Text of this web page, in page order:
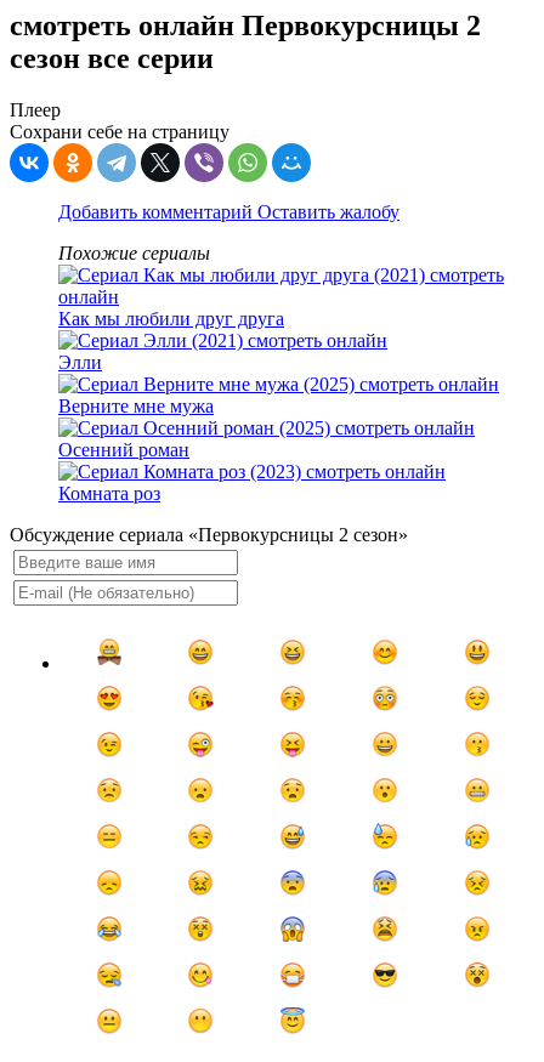
смотреть онлайн Первокурсницы 2
сезон все серии
Плеер
Сохрани себе на страницу
Добавить комментарий Оставить жалобу
Похожие сериалы
Как мы любили друг друга
Элли
Верните мне мужа
Осенний роман
Комната роз
Обсуждение сериала «Первокурсницы 2 сезон»